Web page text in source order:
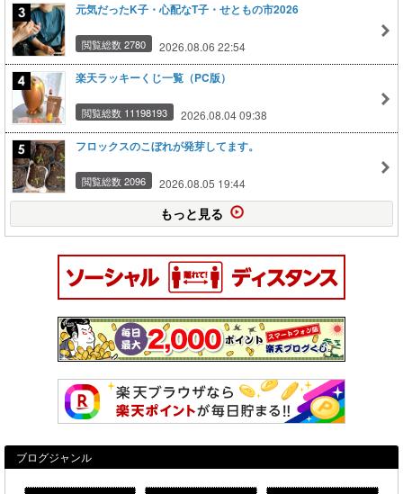
元気だったK子・心配なT子・せともの市2026
閲覧総数 2780 2026.08.06 22:54
楽天ラッキーくじ一覧（PC版）
閲覧総数 11198193 2026.08.04 09:38
フロックスのこぼれが発芽してます。
閲覧総数 2096 2026.08.05 19:44
もっと見る
ブログジャンル